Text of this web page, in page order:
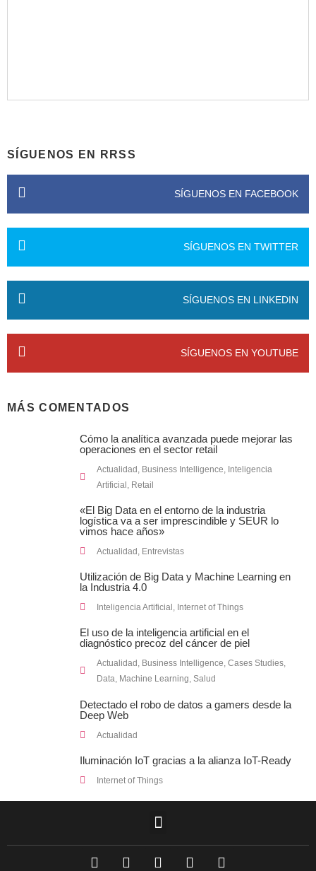
SÍGUENOS EN RRSS
SÍGUENOS EN FACEBOOK
SÍGUENOS EN TWITTER
SÍGUENOS EN LINKEDIN
SÍGUENOS EN YOUTUBE
MÁS COMENTADOS
Cómo la analítica avanzada puede mejorar las
operaciones en el sector retail
Actualidad , Business Intelligence, Inteligencia
Artificial , Retail
«El Big Data en el entorno de la industria
logística va a ser imprescindible y SEUR lo
vimos hace años»
Actualidad , Entrevistas
Utilización de Big Data y Machine Learning en
la Industria 4.0
Inteligencia Artificial , Internet of Things
El uso de la inteligencia artificial en el
diagnóstico precoz del cáncer de piel
Actualidad , Business Intelligence, Cases Studies,
Data, Machine Learning, Salud
Detectado el robo de datos a gamers desde la
Deep Web
Actualidad
Iluminación IoT gracias a la alianza IoT-Ready
Internet of Things
F
a
L
i
T
w
I
n
Y
o